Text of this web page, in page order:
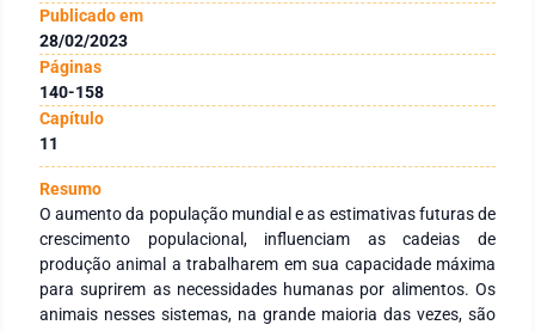
Publicado em
28/02/2023
Páginas
140-158
Capítulo
11
Resumo
O aumento da população mundial e as estimativas futuras de
crescimento populacional, influenciam as cadeias de
produção animal a trabalharem em sua capacidade máxima
para suprirem as necessidades humanas por alimentos. Os
animais nesses sistemas, na grande maioria das vezes, são